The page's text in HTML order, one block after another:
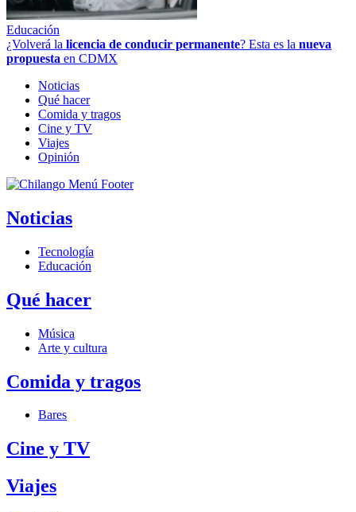
Educación
¿Volverá la licencia de conducir permanente? Esta es la nueva
propuesta en CDMX
Noticias
Qué hacer
Comida y tragos
Cine y TV
Viajes
Opinión
Noticias
Tecnología
Educación
Qué hacer
Música
Arte y cultura
Comida y tragos
Bares
Cine y TV
Viajes